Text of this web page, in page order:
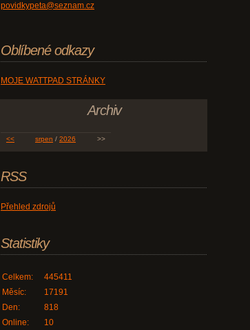
povidkypeta@seznam.cz
Oblíbené odkazy
MOJE WATTPAD STRÁNKY
Archiv
<< srpen / 2026 >>
RSS
Přehled zdrojů
Statistiky
Online: 10
Celkem:
445411
Měsíc:
17191
Den:
818